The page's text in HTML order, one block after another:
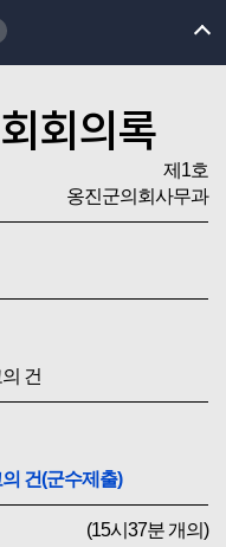
회의록
제1호
옹진군의회사무과
건
건(군수제출)
(15시37분 개의)